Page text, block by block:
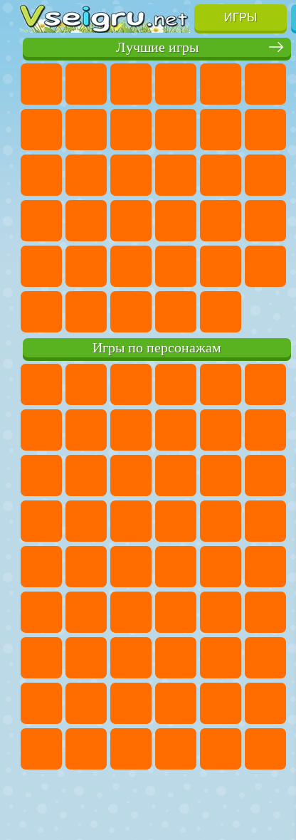
ИГРЫ
Лучшие игры
Игры по персонажам